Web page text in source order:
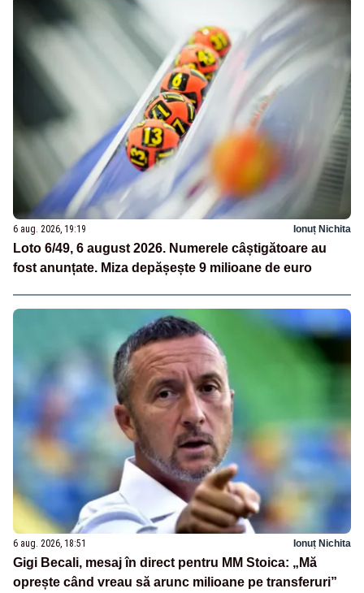
6 aug. 2026, 19:19 Ionuț Nichita
Loto 6/49, 6 august 2026. Numerele câștigătoare au
fost anunțate. Miza depășește 9 milioane de euro
6 aug. 2026, 18:51 Ionuț Nichita
Gigi Becali, mesaj în direct pentru MM Stoica: „Mă
oprește când vreau să arunc milioane pe transferuri”